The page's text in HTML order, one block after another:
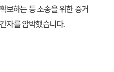
보하는 등 소송을 위한 증거
자를 압박했습니다.